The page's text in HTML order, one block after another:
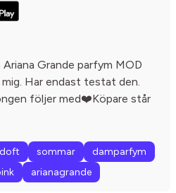
Grande parfym MOD
Har endast testat den.
följer med❤️Köpare står
doft sommar
damparfym
arianagrande